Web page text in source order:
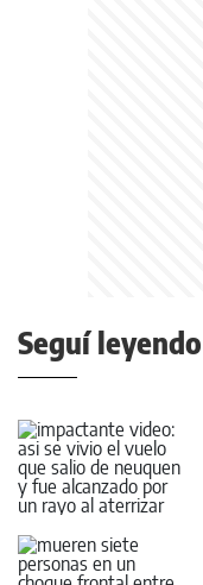
Seguí leyendo